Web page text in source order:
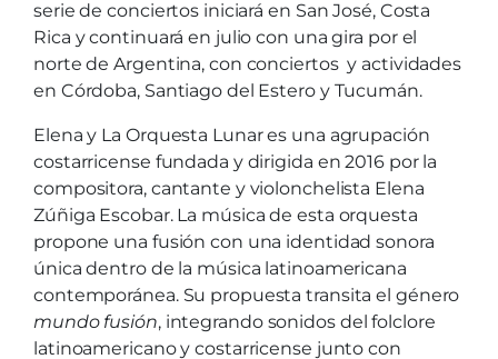
serie de conciertos iniciará en San José, Costa
Rica y continuará en julio con una gira por el
norte de Argentina, con conciertos y actividades
en Córdoba, Santiago del Estero y Tucumán.
Elena y La Orquesta Lunar es una agrupación
costarricense fundada y dirigida en 2016 por la
compositora, cantante y violonchelista Elena
Zúñiga Escobar. La música de esta orquesta
propone una fusión con una identidad sonora
única dentro de la música latinoamericana
contemporánea. Su propuesta transita el género
mundo fusión, integrando sonidos del folclore
latinoamericano y costarricense junto con